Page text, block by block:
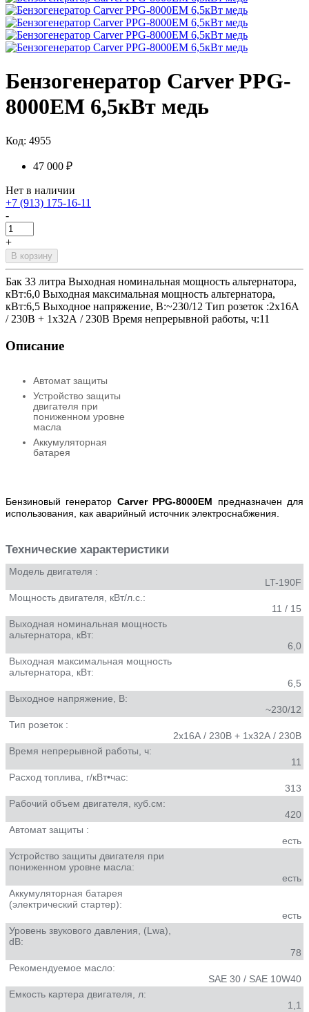
Бензогенератор Carver PPG-
8000EM 6,5кВт медь
Код: 4955
47 000 ₽
Нет в наличии
+7 (913) 175-16-11
-
+
В корзину
Бак 33 литра Выходная номинальная мощность альтернатора,
кВт:6,0 Выходная максимальная мощность альтернатора,
кВт:6,5 Выходное напряжение, В:~230/12 Тип розеток :2x16А
/ 230В + 1x32А / 230В Время непрерывной работы, ч:11
Описание
Автомат защиты
Устройство защиты
двигателя при
пониженном уровне
масла
Аккумуляторная
батарея
Бензиновый генератор Carver PPG-8000EM предназначен для
использования, как аварийный источник электроснабжения.
Технические характеристики
Модель двигателя :
LT-190F
Мощность двигателя, кВт/л.с.:
11 / 15
Выходная номинальная мощность
альтернатора, кВт:
6,0
Выходная максимальная мощность
альтернатора, кВт:
6,5
Выходное напряжение, В:
~230/12
Тип розеток :
2x16А / 230В + 1x32А / 230В
Время непрерывной работы, ч:
11
Расход топлива, г/кВт•час:
313
Рабочий объем двигателя, куб.см:
420
Автомат защиты :
есть
Устройство защиты двигателя при
пониженном уровне масла:
есть
Аккумуляторная батарея
(электрический стартер):
есть
Уровень звукового давления, (Lwa),
dB:
78
Рекомендуемое масло:
SAE 30 / SAE 10W40
Емкость картера двигателя, л:
1,1